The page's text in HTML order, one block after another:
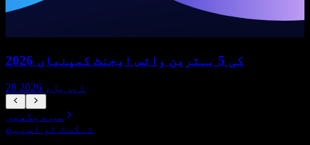
2026 کی 5 بہترین وائس ایجنٹ کمپنیاں
28 اپریل، 2026
سب دیکھیں
ٹیکسٹ ٹو اسپیچ